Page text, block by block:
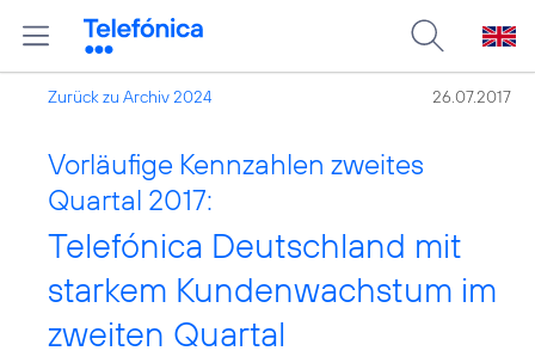
Zurück zu Archiv 2024 26.07.2017
Vorläufige Kennzahlen zweites
Quartal 2017:
Telefónica Deutschland mit
starkem Kundenwachstum im
zweiten Quartal